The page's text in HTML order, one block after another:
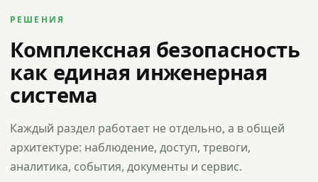
РЕШЕНИЯ
Комплексная безопасность
как единая инженерная
система
Каждый раздел работает не отдельно, а в общей
архитектуре: наблюдение, доступ, тревоги,
аналитика, события, документы и сервис.